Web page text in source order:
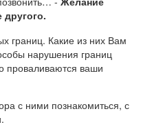
границ. Какие из них Вам
нарушения границ
проваливаются ваши
с ними познакомиться, с